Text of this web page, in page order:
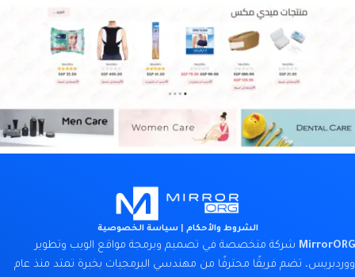
الشروط والأحكام |سياسة الخصوصية
MirrorORG شركة متخصصة في تصميم وبرمجة مواقع الويب وتطوير
ووردبريس، تضم فريقًا محترفًا من مهندسي البرمجيات بخبرة تمتد منذ عام